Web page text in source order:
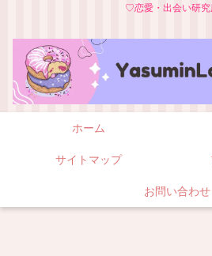
♡恋愛・出会い研
ホーム
サイトマップ
お問い合わせ